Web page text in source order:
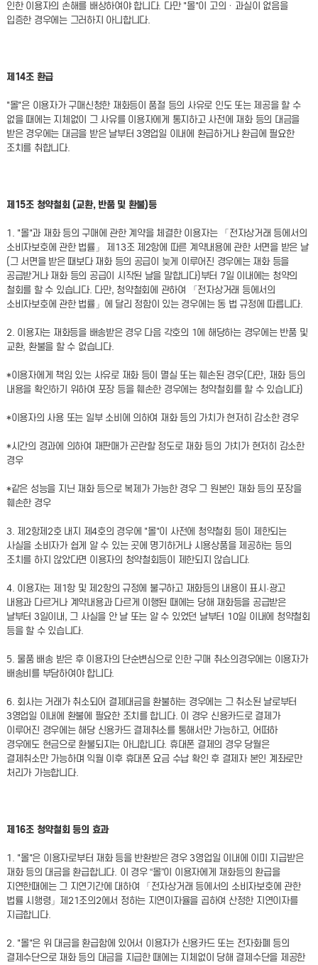
인한 이용자의 손해를 배상하여야 합니다. 다만 "몰"이 고의ㆍ과실이 없음을
입증한 경우에는 그러하지 아니합니다.
제14조 환급
"몰"은 이용자가 구매신청한 재화등이 품절 등의 사유로 인도 또는 제공을 할 수
없을 때에는 지체없이 그 사유를 이용자에게 통지하고 사전에 재화 등의 대금을
받은 경우에는 대금을 받은 날부터 3영업일 이내에 환급하거나 환급에 필요한
조치를 취합니다.
제15조 청약철회 (교환, 반품 및 환불)등
1. "몰"과 재화 등의 구매에 관한 계약을 체결한 이용자는 「전자상거래 등에서의
소비자보호에 관한 법률」 제13조 제2항에 따른 계약내용에 관한 서면을 받은 날
(그 서면을 받은 때보다 재화 등의 공급이 늦게 이루어진 경우에는 재화 등을
공급받거나 재화 등의 공급이 시작된 날을 말합니다)부터 7일 이내에는 청약의
철회를 할 수 있습니다. 다만, 청약철회에 관하여 「전자상거래 등에서의
소비자보호에 관한 법률」에 달리 정함이 있는 경우에는 동 법 규정에 따릅니다.
2. 이용자는 재화등을 배송받은 경우 다음 각호의 1에 해당하는 경우에는 반품 및
교환, 환불을 할 수 없습니다.
*이용자에게 책임 있는 사유로 재화 등이 멸실 또는 훼손된 경우(다만, 재화 등의
내용을 확인하기 위하여 포장 등을 훼손한 경우에는 청약철회를 할 수 있습니다)
*이용자의 사용 또는 일부 소비에 의하여 재화 등의 가치가 현저히 감소한 경우
*시간의 경과에 의하여 재판매가 곤란할 정도로 재화 등의 가치가 현저히 감소한
경우
*같은 성능을 지닌 재화 등으로 복제가 가능한 경우 그 원본인 재화 등의 포장을
훼손한 경우
3. 제2항제2호 내지 제4호의 경우에 "몰"이 사전에 청약철회 등이 제한되는
사실을 소비자가 쉽게 알 수 있는 곳에 명기하거나 시용상품을 제공하는 등의
조치를 하지 않았다면 이용자의 청약철회등이 제한되지 않습니다.
4. 이용자는 제1항 및 제2항의 규정에 불구하고 재화등의 내용이 표시·광고
내용과 다르거나 계약내용과 다르게 이행된 때에는 당해 재화등을 공급받은
날부터 3일이내, 그 사실을 안 날 또는 알 수 있었던 날부터 10일 이내에 청약철회
등을 할 수 있습니다.
5. 물품 배송 받은 후 이용자의 단순변심으로 인한 구매 취소의경우에는 이용자가
배송비를 부담하여야 합니다.
6. 회사는 거래가 취소되어 결제대금을 환불하는 경우에는 그 취소된 날로부터
3영업일 이내에 환불에 필요한 조치를 합니다. 이 경우 신용카드로 결제가
이루어진 경우에는 해당 신용카드 결제취소를 통해서만 가능하고, 어떠하
경우에도 현금으로 환불되지는 아니합니다. 휴대폰 결제의 경우 당월은
결제취소만 가능하며 익월 이후 휴대폰 요금 수납 확인 후 결제자 본인 계좌로만
처리가 가능합니다.
제16조 청약철회 등의 효과
1. "몰"은 이용자로부터 재화 등을 반환받은 경우 3영업일 이내에 이미 지급받은
재화 등의 대금을 환급합니다. 이 경우 “몰”이 이용자에게 재화등의 환급을
지연한때에는 그 지연기간에 대하여 「전자상거래 등에서의 소비자보호에 관한
법률 시행령」제21조의2에서 정하는 지연이자율을 곱하여 산정한 지연이자를
지급합니다.
2. "몰"은 위 대금을 환급함에 있어서 이용자가 신용카드 또는 전자화폐 등의
결제수단으로 재화 등의 대금을 지급한 때에는 지체없이 당해 결제수단을 제공한